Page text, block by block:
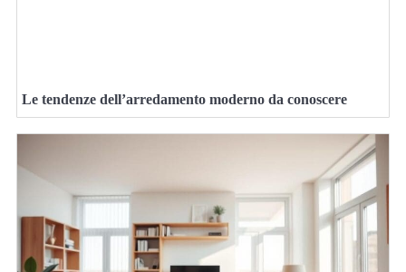
Le tendenze dell’arredamento moderno da conoscere